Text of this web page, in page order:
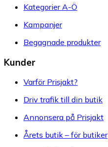
Kategorier A-Ö
Kampanjer
Begagnade produkter
Kunder
Varför Prisjakt?
Driv trafik till din butik
Annonsera på Prisjakt
Årets butik – för butiker